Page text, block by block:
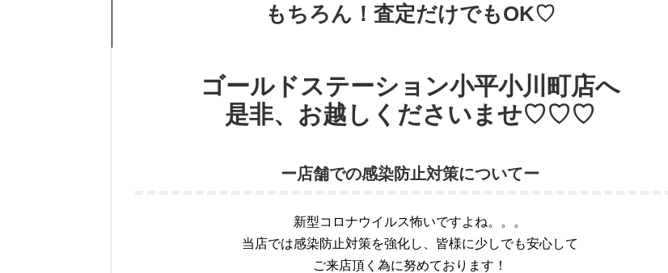
もちろん！査定だけでもOK♡
ゴールドステーション小平小川町店へ
是非、お越しくださいませ♡♡♡
ー店舗での感染防止対策についてー
新型コロナウイルス怖いですよね。。。
当店では感染防止対策を強化し、皆様に少しでも安心して
ご来店頂く為に努めております！